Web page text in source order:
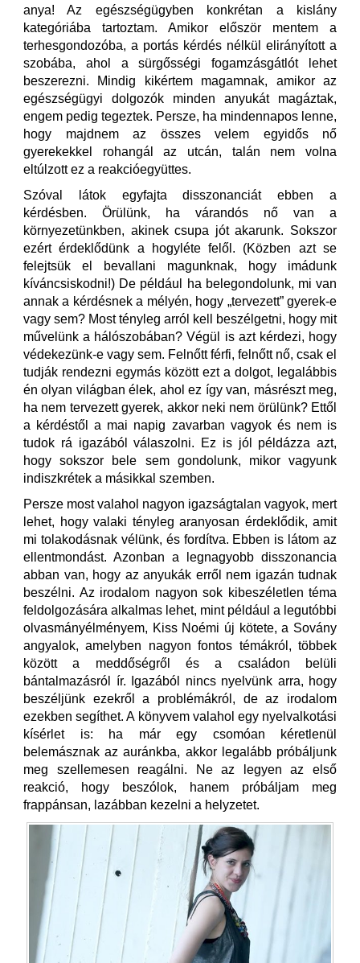
anya! Az egészségügyben konkrétan a kislány
kategóriába tartoztam. Amikor először mentem a
terhesgondozóba, a portás kérdés nélkül elirányított a
szobába, ahol a sürgősségi fogamzásgátlót lehet
beszerezni. Mindig kikértem magamnak, amikor az
egészségügyi dolgozók minden anyukát magáztak,
engem pedig tegeztek. Persze, ha mindennapos lenne,
hogy majdnem az összes velem egyidős nő
gyerekekkel rohangál az utcán, talán nem volna
eltúlzott ez a reakcióegyüttes.
Szóval látok egyfajta disszonanciát ebben a
kérdésben. Örülünk, ha várandós nő van a
környezetünkben, akinek csupa jót akarunk. Sokszor
ezért érdeklődünk a hogyléte felől. (Közben azt se
felejtsük el bevallani magunknak, hogy imádunk
kíváncsiskodni!) De például ha belegondolunk, mi van
annak a kérdésnek a mélyén, hogy „tervezett” gyerek-e
vagy sem? Most tényleg arról kell beszélgetni, hogy mit
művelünk a hálószobában? Végül is azt kérdezi, hogy
védekezünk-e vagy sem. Felnőtt férfi, felnőtt nő, csak el
tudják rendezni egymás között ezt a dolgot, legalábbis
én olyan világban élek, ahol ez így van, másrészt meg,
ha nem tervezett gyerek, akkor neki nem örülünk? Ettől
a kérdéstől a mai napig zavarban vagyok és nem is
tudok rá igazából válaszolni. Ez is jól példázza azt,
hogy sokszor bele sem gondolunk, mikor vagyunk
indiszkrétek a másikkal szemben.
Persze most valahol nagyon igazságtalan vagyok, mert
lehet, hogy valaki tényleg aranyosan érdeklődik, amit
mi tolakodásnak vélünk, és fordítva. Ebben is látom az
ellentmondást. Azonban a legnagyobb disszonancia
abban van, hogy az anyukák erről nem igazán tudnak
beszélni. Az irodalom nagyon sok kibeszéletlen téma
feldolgozására alkalmas lehet, mint például a legutóbbi
olvasmányélményem, Kiss Noémi új kötete, a Sovány
angyalok, amelyben nagyon fontos témákról, többek
között a meddőségről és a családon belüli
bántalmazásról ír. Igazából nincs nyelvünk arra, hogy
beszéljünk ezekről a problémákról, de az irodalom
ezekben segíthet. A könyvem valahol egy nyelvalkotási
kísérlet is: ha már egy csomóan kéretlenül
belemásznak az auránkba, akkor legalább próbáljunk
meg szellemesen reagálni. Ne az legyen az első
reakció, hogy beszólok, hanem próbáljam meg
frappánsan, lazábban kezelni a helyzetet.